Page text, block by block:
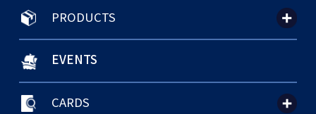
PRODUCTS
EVENTS
CARDS